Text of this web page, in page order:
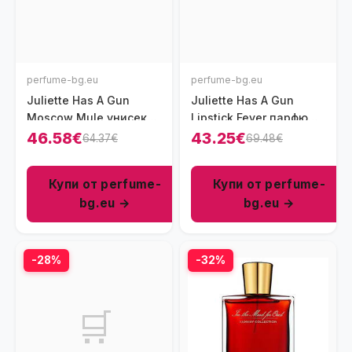
perfume-bg.eu
Juliette Has A Gun
Moscow Mule унисекс
парфюм 100 мл - EDP
46.58€64.37€
Купи от perfume-
bg.eu →
perfume-bg.eu
Juliette Has A Gun
Lipstick Fever парфюм
за жени 100 мл - EDP
43.25€69.48€
Купи от perfume-
bg.eu →
-28%
🛒
-32%